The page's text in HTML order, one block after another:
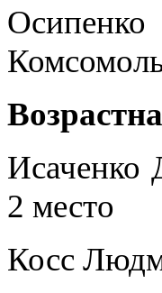
2 место
Косс